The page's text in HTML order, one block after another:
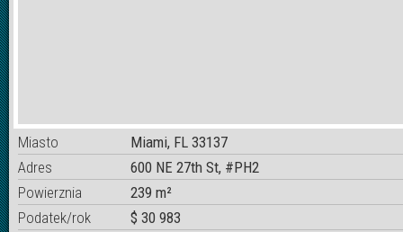
Miasto
Miami, FL 33137
Adres
600 NE 27th St, #PH2
Powierznia
239 m²
Podatek/rok
$ 30 983